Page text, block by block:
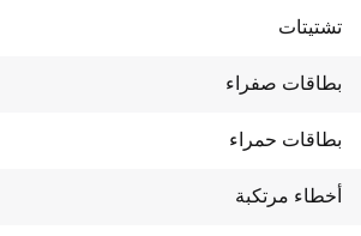
تشتيتات
بطاقات صفراء
بطاقات حمراء
أخطاء مرتكبة